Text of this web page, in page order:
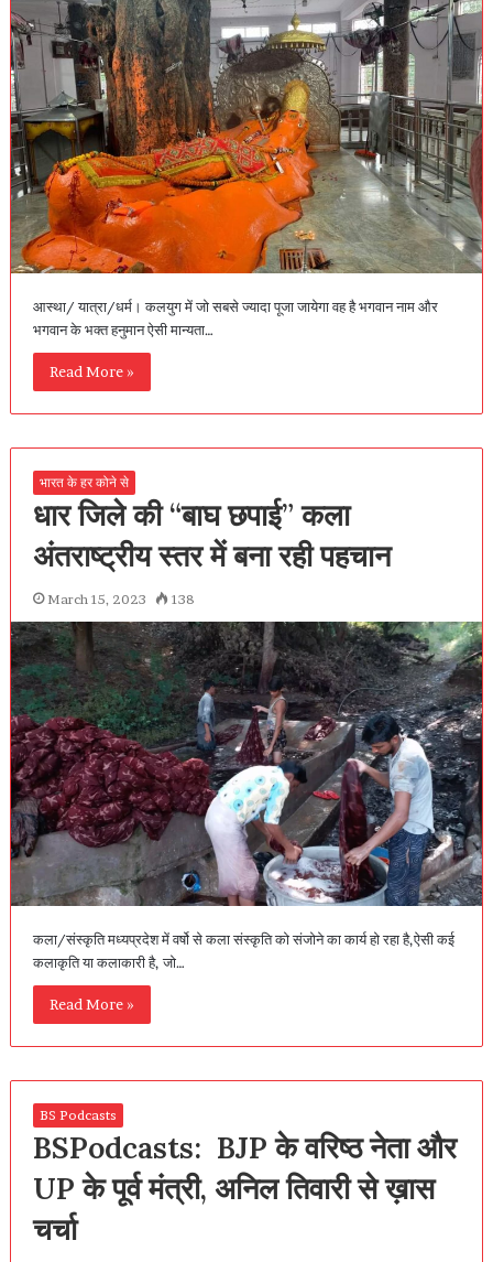
आस्था/ यात्रा/धर्म। कलयुग में जो सबसे ज्यादा पूजा जायेगा वह है भगवान नाम और
भगवान के भक्त हनुमान ऐसी मान्यता…
Read More »
भारत के हर कोने से
धार जिले की “बाघ छपाई” कला
अंतराष्ट्रीय स्तर में बना रही पहचान
March 15, 2023 138
कला/संस्कृति मध्यप्रदेश में वर्षो से कला संस्कृति को संजोने का कार्य हो रहा है,ऐसी कई
कलाकृति या कलाकारी है, जो…
Read More »
BS Podcasts
BSPodcasts: BJP के वरिष्ठ नेता और
UP के पूर्व मंत्री, अनिल तिवारी से ख़ास
चर्चा